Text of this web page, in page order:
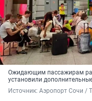
Ожидающим пассажирам
установили
Источник: Аэропорт Сочи /